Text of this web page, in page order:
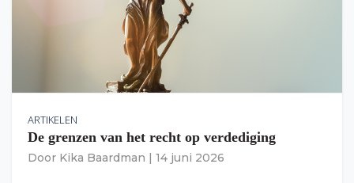
ARTIKELEN
De grenzen van het recht op verdediging
Door Kika Baardman 14 juni 2026